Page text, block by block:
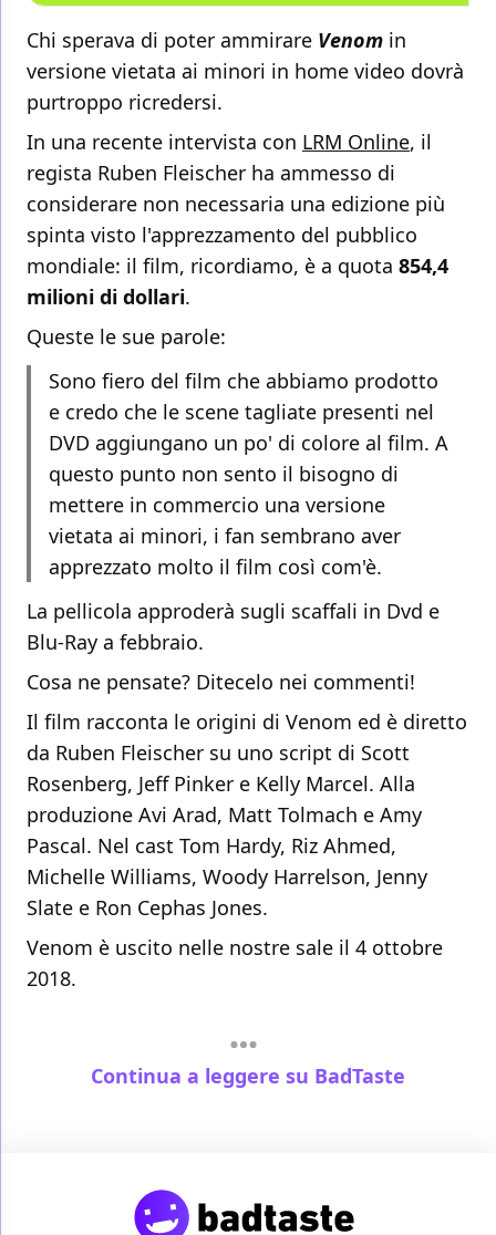
Chi sperava di poter ammirare Venom in
versione vietata ai minori in home video dovrà
purtroppo ricredersi.
In una recente intervista con LRM Online, il
regista Ruben Fleischer ha ammesso di
considerare non necessaria una edizione più
spinta visto l'apprezzamento del pubblico
mondiale: il film, ricordiamo, è a quota 854,4
milioni di dollari.
Queste le sue parole:
Sono fiero del film che abbiamo prodotto
e credo che le scene tagliate presenti nel
DVD aggiungano un po' di colore al film. A
questo punto non sento il bisogno di
mettere in commercio una versione
vietata ai minori, i fan sembrano aver
apprezzato molto il film così com'è.
La pellicola approderà sugli scaffali in Dvd e
Blu-Ray a febbraio.
Cosa ne pensate? Ditecelo nei commenti!
Il film racconta le origini di Venom ed è diretto
da Ruben Fleischer su uno script di Scott
Rosenberg, Jeff Pinker e Kelly Marcel. Alla
produzione Avi Arad, Matt Tolmach e Amy
Pascal. Nel cast Tom Hardy, Riz Ahmed,
Michelle Williams, Woody Harrelson, Jenny
Slate e Ron Cephas Jones.
Venom è uscito nelle nostre sale il 4 ottobre
2018.
Continua a leggere su BadTaste